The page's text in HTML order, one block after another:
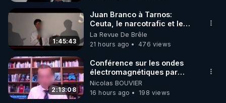
1:45:43
Juan Branco à Tarnos:
Ceuta, le narcotrafic et le
pouvoir en France
La Revue De Brêle
21 hours ago
476 views
2:13:08
Conférence sur les ondes
électromagnétiques par
Grégoire Caustru et Bart de
Wever !
Nicolas BOUVIER
16 hours ago
198 views